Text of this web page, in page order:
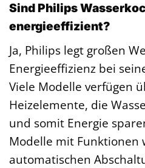
Sind Philips
energieeffizient?
Ja, Philips legt großen
Energieeffizienz bei
Viele Modelle verfügen
Heizelemente, die
und somit Energie
Modelle mit Funktionen
automatischen